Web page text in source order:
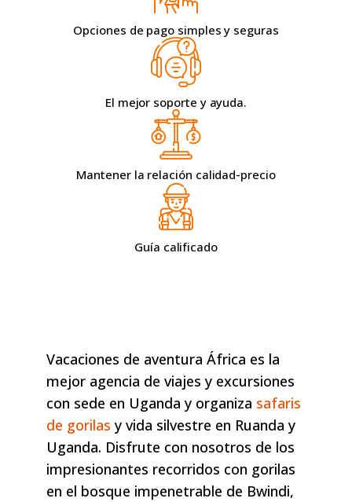
Opciones de pago simples y seguras
El mejor soporte y ayuda.
Mantener la relación calidad-precio
Guía calificado
Vacaciones de aventura África es la
mejor agencia de viajes y excursiones
con sede en Uganda y organiza safaris
de gorilas y vida silvestre en Ruanda y
Uganda. Disfrute con nosotros de los
impresionantes recorridos con gorilas
en el bosque impenetrable de Bwindi,